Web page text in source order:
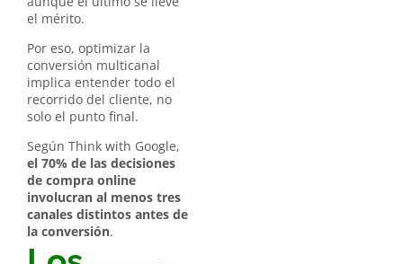
el mérito.
Por eso, optimizar la
conversión multicanal
implica entender todo el
recorrido del cliente, no
solo el punto final.
Según Think with Google,
el 70% de las decisiones
de compra online
involucran al menos tres
canales distintos antes de
la conversión.